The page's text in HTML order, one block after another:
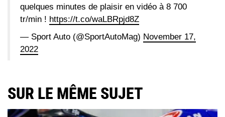
quelques minutes de plaisir en vidéo à 8 700
tr/min ! https://t.co/waLBRpjd8Z
— Sport Auto (@SportAutoMag) November 17,
2022
SUR LE MÊME SUJET